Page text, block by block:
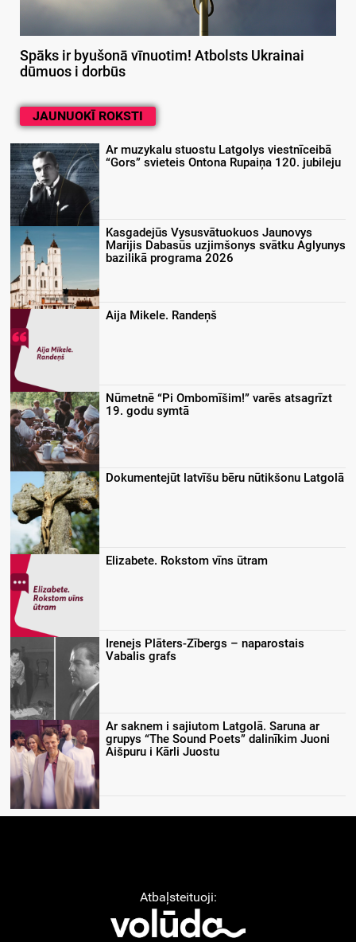
Spāks ir byušonā vīnuotim! Atbolsts Ukrainai
dūmuos i dorbūs
JAUNUOKĪ ROKSTI
Ar muzykalu stuostu Latgolys viestnīceibā
“Gors” svieteis Ontona Rupaiņa 120. jubileju
Kasgadejūs Vysusvātuokuos Jaunovys
Marijis Dabasūs uzjimšonys svātku Aglyunys
bazilikā programa 2026
Aija Mikele. Randeņš
Nūmetnē “Pi Ombomīšim!” varēs atsagrīzt
19. godu symtā
Dokumentejūt latvīšu bēru nūtikšonu Latgolā
Elizabete. Rokstom vīns ūtram
Irenejs Plāters-Zībergs – naparostais
Vabalis grafs
Ar saknem i sajiutom Latgolā. Saruna ar
grupys “The Sound Poets” dalinīkim Juoni
Aišpuru i Kārli Juostu
Atbaļsteituoji: